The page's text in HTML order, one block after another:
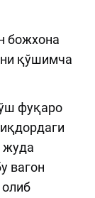
божхона
қўшимча
фуқаро
жуда
вагон